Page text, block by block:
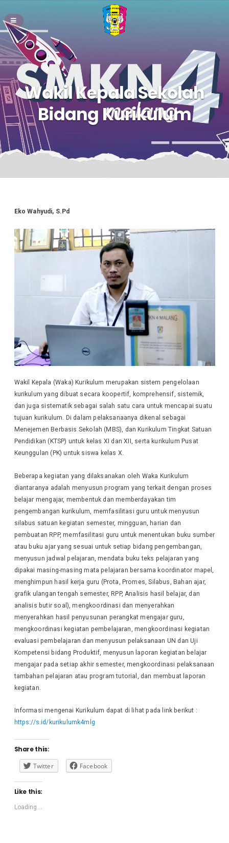
Wakil Kepala Sekolah
Bidang Kurikulum
Eko Wahyudi, S.Pd
Wakil Kepala (Waka) Kurikulum merupakan sistem pengelolaan
kurikulum yang dibuat secara koopertif, komprehensif, sistemik,
dan juga sistematik sebagai salah satu cara untuk mencapai suatu
tujuan kurikulum. Di dalam pelaksanaanya dikenal sebagai
Menejemen Berbasis Sekolah (MBS), dan Kurikulum Tingkat Satuan
Pendidikan (KTSP) untuk kelas XI dan XII, serta kurikulum Pusat
Keunggulan (PK) untuk siswa kelas X.
Beberapa kegiatan yang dilaksanakan oleh Waka Kurikulum
diantaranya adalah menyusun program yang terkait dengan proses
belajar mengajar, membentuk dan memberdayakan tim
pengembangan kurikulum, memfasilitasi guru untuk menyusun
silabus satuan kegiatan semester, mingguan, harian dan
pembuatan RPP, memfasilitasi guru untuk menentukan buku sumber
atau buku ajar yang sesuai untuk setiap bidang pengembangan,
menyusun jadwal pelajaran, mendata buku teks pelajaran yang
dipakai masing-masing mata pelajaran bersama koordinator mapel,
menghimpun hasil kerja guru (Prota, Promes, Silabus, Bahan ajar,
grafik ulangan tengah semester, RPP, Analisis hasil belajar, dan
analisis butir soal), mengkoordinasi dan menyerahkan
menyerahkan hasil penyusunan perangkat mengajar guru,
mengkoordinasi kegiatan pembelajaran, mengkoordinasi kegiatan
evaluasi pembelajaran dan menyusun pelaksanaan UN dan Uji
Kompetensi bidang Produktif, menyusun laporan kegiatan belajar
mengajar pada setiap akhir semester, mengkoordinasi pelaksanaan
tambahan pelajaran atau program tutorial, dan membuat laporan
kegiatan.
Informasi mengenai Kurikulum dapat di lihat pada link berikut :
https://s.id/kurikulumk4mlg
Share this:
Twitter
Facebook
Like this:
Loading...